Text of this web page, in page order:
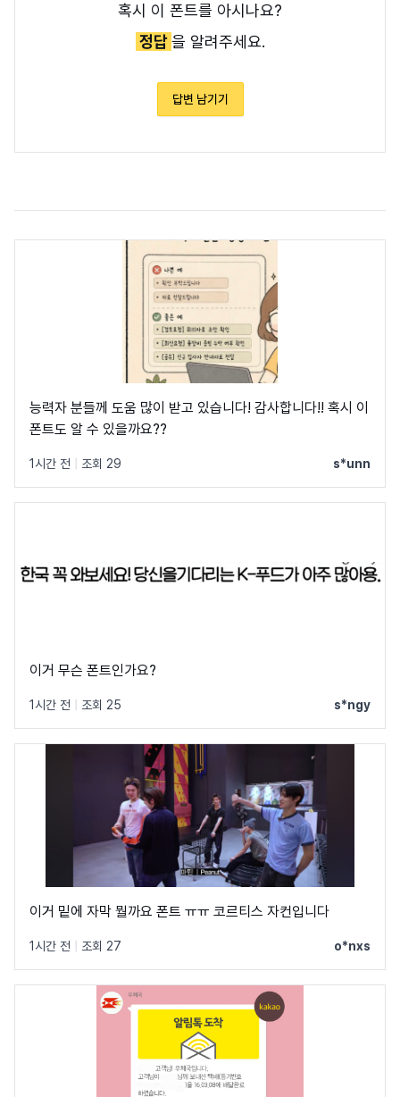
혹시 이 폰트를 아시나요?
정답을 알려주세요.
답변 남기기
능력자 분들께 도움 많이 받고 있습니다! 감사합니다!! 혹시 이
폰트도 알 수 있을까요??
1시간 전 조회 29 s*unn
이거 무슨 폰트인가요?
1시간 전 조회 25 s*ngy
이거 밑에 자막 뭘까요 폰트 ㅠㅠ 코르티스 자컨입니다
1시간 전 조회 27 o*nxs